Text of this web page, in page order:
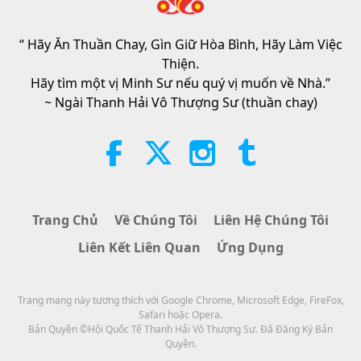
“Fast Charge” Is Wonderful Way
Whenever Material World Begins
to Feel Too Imposing
Tin Đáng Chú Ý 2026-08-05 1303Lượt Xem
38:07
Đạo Đức Hồi Giáo Về Nước: Trích
Tuyển Kinh Hadith, Phần 1/2
Lời Thánh Khải 2026-08-05 291Lượt Xem
Không Chỉ Canxi: Những Thói
“ Hãy Ăn Thuần Chay, Gìn Giữ Hòa Bình, Hãy Làm Việc
Thiện.
Hãy tìm một vị Minh Sư nếu quý vị muốn về Nhà.”
~ Ngài Thanh Hải Vô Thượng Sư (thuần chay)
Trang Chủ Về Chúng Tôi
Liên Hệ Chúng Tôi
Liên Kết Liên Quan
Ứng Dụng
Trang mạng này tương thích với Google Chrome, Microsoft Edge, FireFox,
Safari hoặc Opera.
Bản Quyền ©Hội Quốc Tế Thanh Hải Vô Thượng Sư. Đã Đăng Ký Bản
Quyền.